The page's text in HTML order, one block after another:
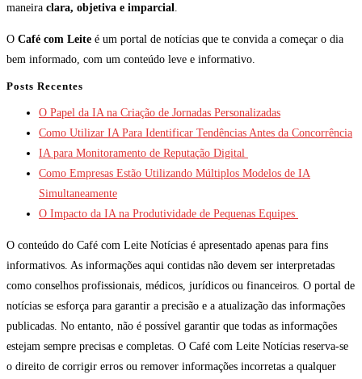
maneira clara, objetiva e imparcial.
O Café com Leite é um portal de notícias que te convida a começar o dia
bem informado, com um conteúdo leve e informativo.
Posts Recentes
O Papel da IA na Criação de Jornadas Personalizadas
Como Utilizar IA Para Identificar Tendências Antes da Concorrência
IA para Monitoramento de Reputação Digital
Como Empresas Estão Utilizando Múltiplos Modelos de IA
Simultaneamente
O Impacto da IA na Produtividade de Pequenas Equipes
O conteúdo do Café com Leite Notícias é apresentado apenas para fins
informativos. As informações aqui contidas não devem ser interpretadas
como conselhos profissionais, médicos, jurídicos ou financeiros. O portal de
notícias se esforça para garantir a precisão e a atualização das informações
publicadas. No entanto, não é possível garantir que todas as informações
estejam sempre precisas e completas. O Café com Leite Notícias reserva-se
o direito de corrigir erros ou remover informações incorretas a qualquer